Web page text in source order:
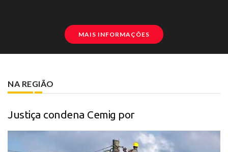
MAIS INFORMAÇÕES
NA REGIÃO
Justiça condena Cemig por